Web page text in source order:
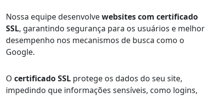
Nossa equipe desenvolvewebsites com certificado
SSL, garantindo segurança para os usuários e melhor
desempenho nos mecanismos de busca como o
Google.
O certificado SSL protege os dados do seu site,
impedindo que informações sensíveis, como logins,